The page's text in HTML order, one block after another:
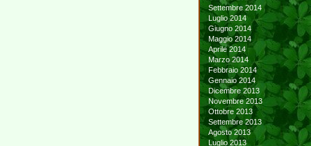
Settembre 2014
Luglio 2014
Giugno 2014
Maggio 2014
Aprile 2014
Marzo 2014
Febbraio 2014
Gennaio 2014
Dicembre 2013
Novembre 2013
Ottobre 2013
Settembre 2013
Agosto 2013
Luglio 2013